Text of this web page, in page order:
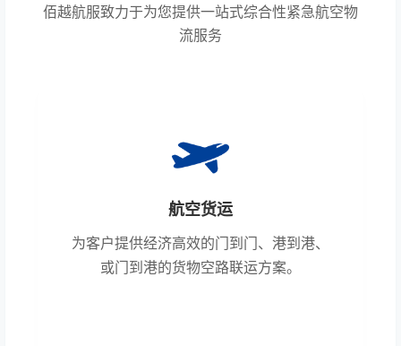
佰越航服致力于为您提供一站式综合性紧急航空物
流服务
航空货运
为客户提供经济高效的门到门、港到港、
或门到港的货物空路联运方案。